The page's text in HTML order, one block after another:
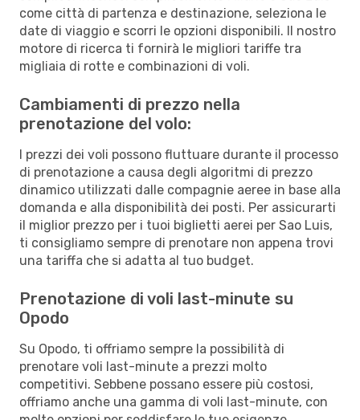
come città di partenza e destinazione, seleziona le
date di viaggio e scorri le opzioni disponibili. Il nostro
motore di ricerca ti fornirà le migliori tariffe tra
migliaia di rotte e combinazioni di voli.
Cambiamenti di prezzo nella
prenotazione del volo:
I prezzi dei voli possono fluttuare durante il processo
di prenotazione a causa degli algoritmi di prezzo
dinamico utilizzati dalle compagnie aeree in base alla
domanda e alla disponibilità dei posti. Per assicurarti
il miglior prezzo per i tuoi biglietti aerei per Sao Luis,
ti consigliamo sempre di prenotare non appena trovi
una tariffa che si adatta al tuo budget.
Prenotazione di voli last-minute su
Opodo
Su Opodo, ti offriamo sempre la possibilità di
prenotare voli last-minute a prezzi molto
competitivi. Sebbene possano essere più costosi,
offriamo anche una gamma di voli last-minute, con